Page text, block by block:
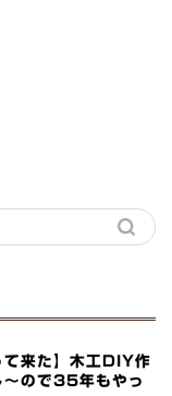
て来た】木工DIY作
～ので35年もやっ